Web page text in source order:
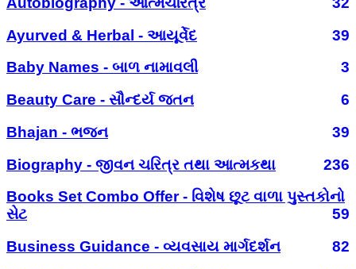
Ayurved & Herbal - આયૂર્વેદ
39
Baby Names - બાળ નામાવલી
3
Beauty Care - સૌન્દર્ય જતન
6
Bhajan - ભજન
39
Biography - જીવન ચરિત્ર તથા આત્મકથા
236
Books Set Combo Offer - વિશેષ છૂટ વાળા પુસ્તકોનો
સેટ
59
Business Guidance - વ્યવસાય માર્ગદર્શન
82